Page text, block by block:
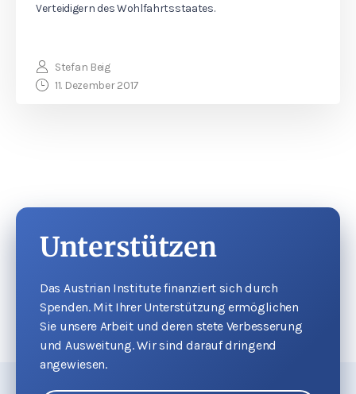
Verteidigern des Wohlfahrtsstaates.
Stefan Beig
11. Dezember 2017
Unterstützen
Das Austrian Institute finanziert sich durch
Spenden. Mit Ihrer Unterstützung ermöglichen
Sie unsere Arbeit und deren stete Verbesserung
und Ausweitung. Wir sind darauf dringend
angewiesen.